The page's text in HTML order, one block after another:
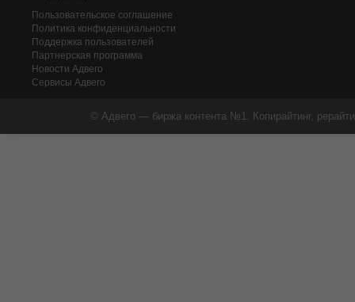
Пользовательское соглашение
Политика конфиденциальности
Поддержка пользователей
Партнерская программа
Новости Адвего
Сервисы Адвего
© Адвего — биржа контента №1. Копирайтинг,